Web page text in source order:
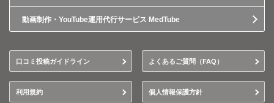
動画制作・YouTube運用代行サービス MedTube
口コミ投稿ガイドライン よくあるご質問（FAQ）
利用規約 個人情報保護方針